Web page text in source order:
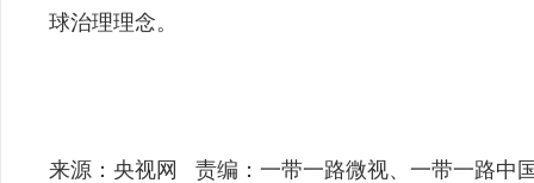
球治理理念。
来源：央视网 责编：一带一路微视、一带一路中